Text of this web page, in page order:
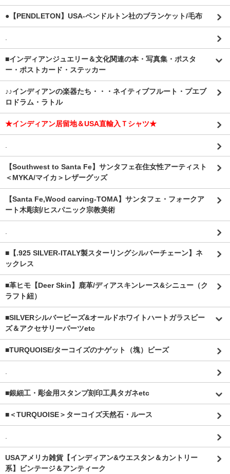
●【PENDLETON】USA-ペンドルトン社のブランケット/毛布
.
■インディアンジュエリー＆文化関連の本・写真集・ポスタ
ー・ポストカード・ステッカー
♪♪インディアンの楽器たち・・・ネイティブフルート・プエブ
ロドラム・ラトル
★インディアン居留地＆USA直輸入Ｔシャツ★
.
【Southwest to Santa Fe】サンタフェ在住女性アーティスト
＜MYKA/マイカ＞レザーグッズ
【Santa Fe,Wood carving-TOMA】サンタフェ・フォークア
ート木彫刻/ヒスパニック宗教美術
.
■【.925 SILVER-ITALY製スターリングシルバーチェーン】ネ
ックレス
■革ヒモ【Deer Skin】鹿革/ディアスキンレース&シニュー（ク
ラフト紐）
■SILVERシルバービーズ&オールドホワイトハートガラスビー
ズ＆アクセサリーパーツetc
■TURQUOISE/ターコイズのナゲット（塊）ビーズ
.
■銀細工・彫金用スタンプ刻印工具タガネetc
■＜TURQUOISE＞ターコイズ天然石・ルース
.
USAアメリカ雑貨【インディアン&ウエスタン＆カントリー
系】ビンテージ＆アンティーク